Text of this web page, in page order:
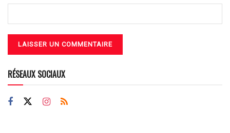
RÉSEAUX SOCIAUX